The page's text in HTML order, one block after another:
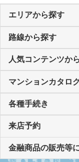
エリアから探す
路線から探す
人気コンテンツか
マンションカタロ
各種手続き
来店予約
金融商品の販売等